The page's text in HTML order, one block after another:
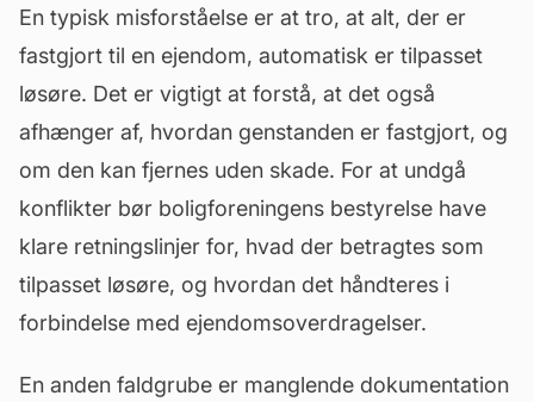
En typisk misforståelse er at tro, at alt, der er
fastgjort til en ejendom, automatisk er tilpasset
løsøre. Det er vigtigt at forstå, at det også
afhænger af, hvordan genstanden er fastgjort, og
om den kan fjernes uden skade. For at undgå
konflikter bør boligforeningens bestyrelse have
klare retningslinjer for, hvad der betragtes som
tilpasset løsøre, og hvordan det håndteres i
forbindelse med ejendomsoverdragelser.
En anden faldgrube er manglende dokumentation